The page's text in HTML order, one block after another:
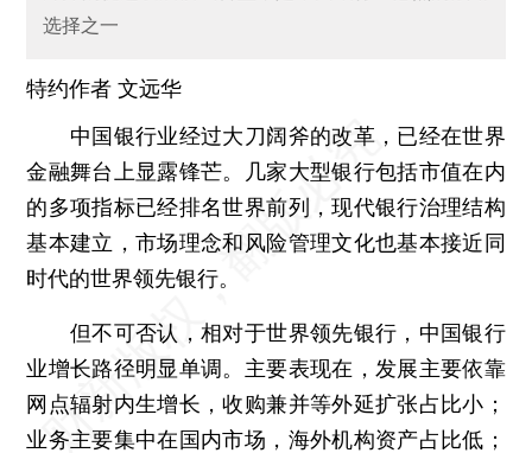
选择之一
特约作者 文远华
中国银行业经过大刀阔斧的改革，已经在世界
金融舞台上显露锋芒。几家大型银行包括市值在内
的多项指标已经排名世界前列，现代银行治理结构
基本建立，市场理念和风险管理文化也基本接近同
时代的世界领先银行。
但不可否认，相对于世界领先银行，中国银行
业增长路径明显单调。主要表现在，发展主要依靠
网点辐射内生增长，收购兼并等外延扩张占比小；
业务主要集中在国内市场，海外机构资产占比低；